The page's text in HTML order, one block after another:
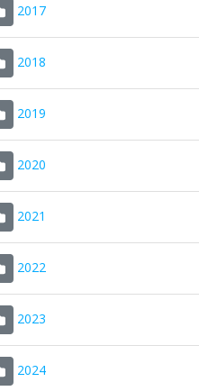
2017
2018
2019
2020
2021
2022
2023
2024